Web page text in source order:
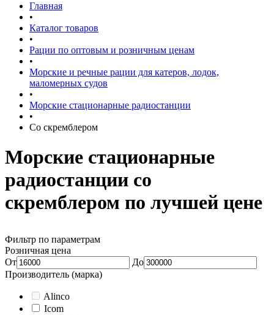
Главная
•
Каталог товаров
•
Рации по оптовым и розничным ценам
•
Морские и речные рации для катеров, лодок,
маломерных судов
•
Морские стационарные радиостанции
•
Со скремблером
Морские стационарные
радиостанции со
скремблером по лучшей цене
Фильтр по параметрам
Розничная цена
От
До
Производитель (марка)
Alinco
Icom